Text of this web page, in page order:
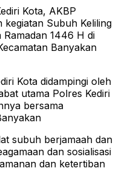
Kota, AKBP
kegiatan Subuh Keliling
1446 H di
Banyakan
Kota didampingi oleh
utama Polres Kediri
bersama
subuh berjamaah dan
dan sosialisasi
dan ketertiban